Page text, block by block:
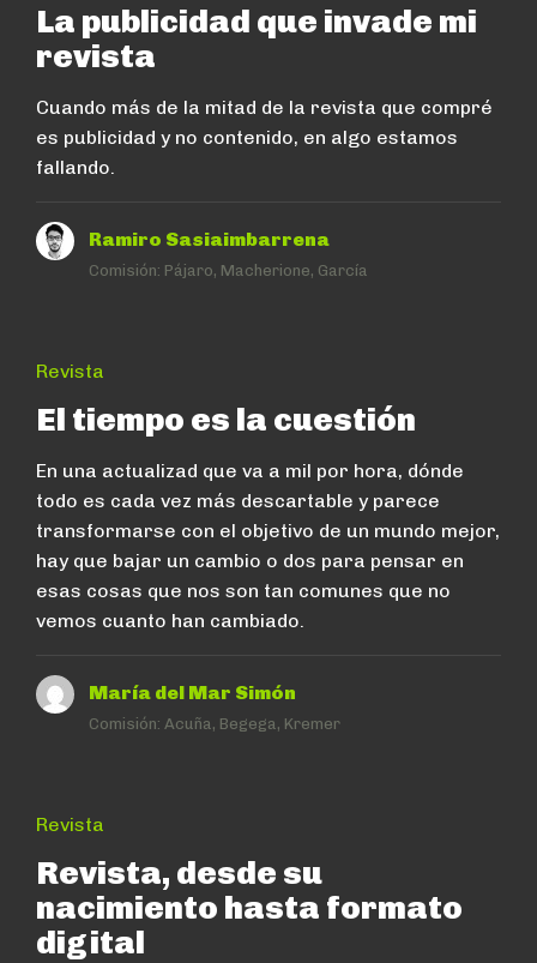
La publicidad que invade mi
revista
Cuando más de la mitad de la revista que compré
es publicidad y no contenido, en algo estamos
fallando.
Ramiro Sasiaimbarrena
Comisión: Pájaro, Macherione, García
Revista
El tiempo es la cuestión
En una actualizad que va a mil por hora, dónde
todo es cada vez más descartable y parece
transformarse con el objetivo de un mundo mejor,
hay que bajar un cambio o dos para pensar en
esas cosas que nos son tan comunes que no
vemos cuanto han cambiado.
María del Mar Simón
Comisión: Acuña, Begega, Kremer
Revista
Revista, desde su
nacimiento hasta formato
digital